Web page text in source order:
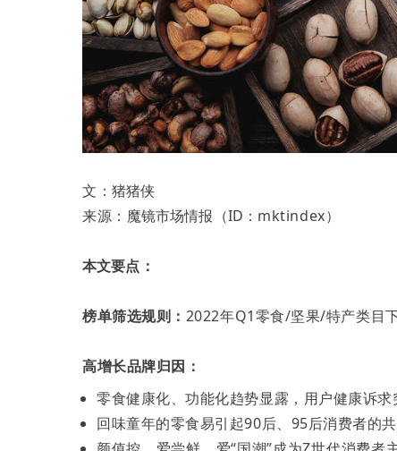
文：猪猪侠
来源： 魔镜市场情报 （ID： mktindex）
本文要点：
榜单筛选规则： 2022年Q1零食/坚果/特产类目
高增长品牌归因：
零食健康化、功能化趋势显露，用户健康诉求
回味童年的零食易引起90后、95后消费者的